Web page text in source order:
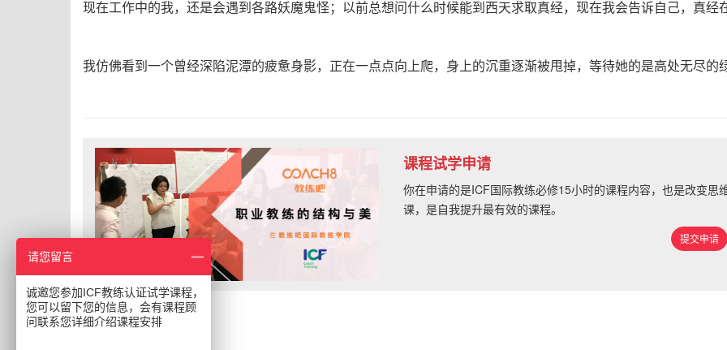
现在工作中的我，还是会遇到各路妖魔鬼怪；以前总想问什么时候能到西天求取真经，现在我会告诉自己，真经
我仿佛看到一个曾经深陷泥潭的疲惫身影，正在一点点向上爬，身上的沉重逐渐被甩掉，等待她的是高处无尽的
课程试学申请
你在申请的是ICF国际教练必修15小时的课程内容，也是改变
课，是自我提升最有效的课程。
提交申请
请您留言
诚邀您参加ICF教练认证试学课程，
您可以留下您的信息，会有课程顾
问联系您详细介绍课程安排